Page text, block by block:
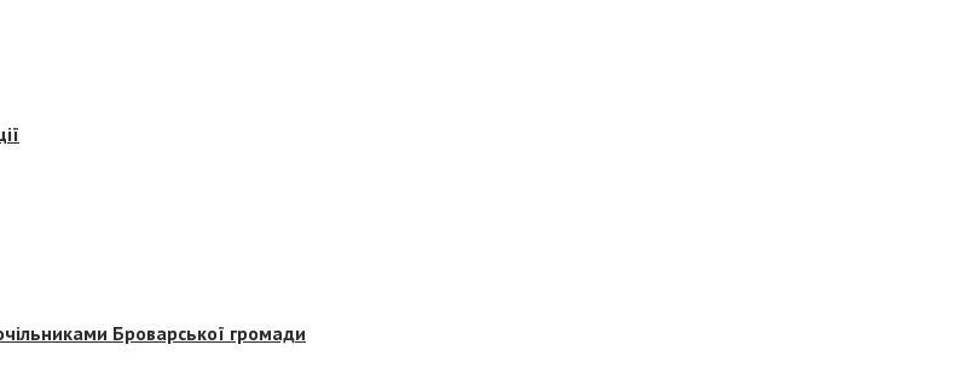
Броварської громади